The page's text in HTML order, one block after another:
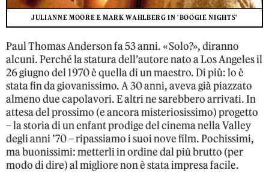
JULIANNE MOORE E MARK WAHLBERG IN 'BOOGIE NIGHTS'
Paul Thomas Anderson fa 53 anni. «Solo?», diranno
alcuni. Perché la statura dell’autore nato a Los Angeles il
26 giugno del 1970 è quella di un maestro. Di più: lo è
stata fin da giovanissimo. A 30 anni, aveva già piazzato
almeno due capolavori. E altri ne sarebbero arrivati. In
attesa del prossimo (e ancora misteriosissimo) progetto
– la storia di un enfant prodige del cinema nella Valley
degli anni ’70 – ripassiamo i suoi nove film. Pochissimi,
ma buonissimi: metterli in ordine dal più brutto (per
modo di dire) al migliore non è stata impresa facile.